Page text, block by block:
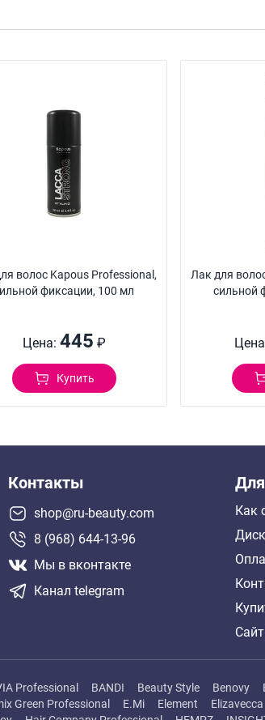
волос Kapous Professional,
фиксации, 100 мл
Цена: 445 ₽
Купить
Лак для
сильной
Контакты
shop@ru-beauty.com
8 (968) 644-13-96
Мы в вконтакте
Канал telegram
Как
Professional BANDI Beauty Style Benovy
Green Professional E.Mi Element Elizavecca